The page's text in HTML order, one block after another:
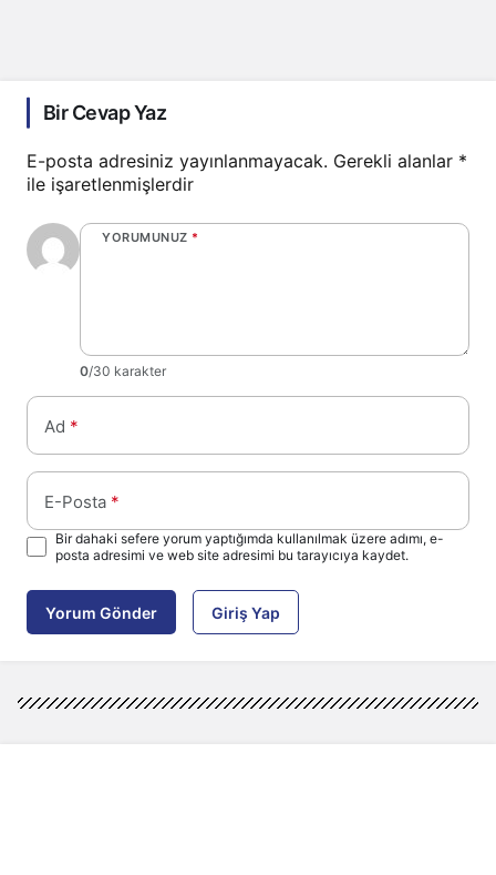
Bir Cevap Yaz
E-posta adresiniz yayınlanmayacak. Gerekli alanlar *
ile işaretlenmişlerdir
YORUMUNUZ *
0/30 karakter
Ad *
E-Posta *
Bir dahaki sefere yorum yaptığımda kullanılmak üzere adımı, e-
posta adresimi ve web site adresimi bu tarayıcıya kaydet.
Yorum Gönder Giriş Yap